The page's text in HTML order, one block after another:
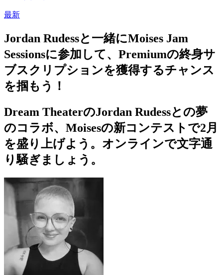
最新
Jordan Rudessと一緒にMoises Jam
Sessionsに参加して、Premiumの終身サ
ブスクリプションを獲得するチャンス
を掴もう！
Dream TheaterのJordan Rudessとの夢
のコラボ、Moisesの新コンテストで2月
を盛り上げよう。オンラインで文字通
り騒ぎましょう。